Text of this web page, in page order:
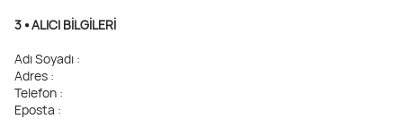
3 ⦁ ALICI BİLGİLERİ
Adı Soyadı :
Adres :
Telefon :
Eposta :